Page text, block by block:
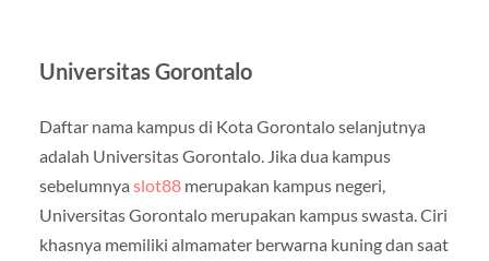
Universitas Gorontalo
Daftar nama kampus di Kota Gorontalo selanjutnya
adalah Universitas Gorontalo. Jika dua kampus
sebelumnya slot88merupakan kampus negeri,
Universitas Gorontalo merupakan kampus swasta. Ciri
khasnya memiliki almamater berwarna kuning dan saat